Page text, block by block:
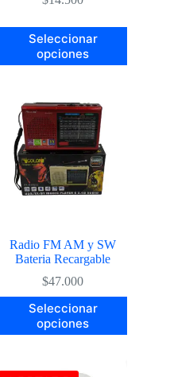
Seleccionar
opciones
Este
producto
tiene
Las
opciones
se
pueden
elegir
en
la
Radio FM AM y SW
Bateria Recargable
$47.000
Seleccionar
opciones
Este
producto
tiene